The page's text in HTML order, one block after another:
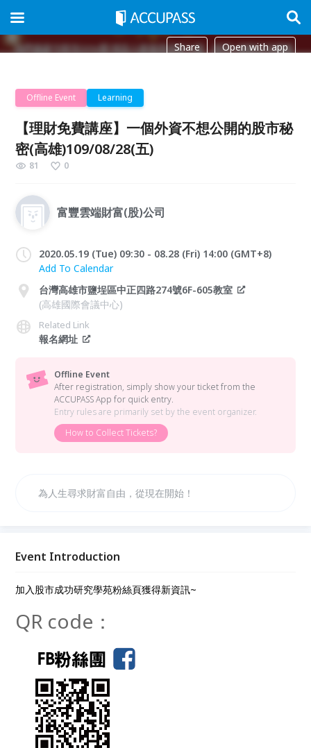
Share Open with app
Offline Event Learning
【理財免費講座】一個外資不想公開的股市秘
密(高雄)109/08/28(五)
81 0
富豐雲端財富(股)公司
2020.05.19 (Tue) 09:30 - 08.28 (Fri) 14:00 (GMT+8)
Add To Calendar
台灣高雄市鹽埕區中正四路274號6F-605教室
(高雄國際會議中心)
Related Link
報名網址
Offline Event
After registration, simply show your ticket from the
ACCUPASS App for quick entry.
Entry rules are primarily set by the event organizer.
How to Collect Tickets?
為人生尋求財富自由，從現在開始！
Event Introduction
加入股市成功研究學苑粉絲頁獲得新資訊~
QR code：